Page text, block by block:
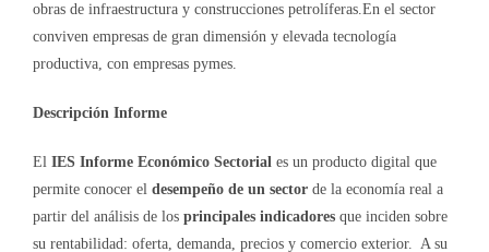
obras de infraestructura y construcciones petrolíferas.En el sector
conviven empresas de gran dimensión y elevada tecnología
productiva, con empresas pymes.
Descripción Informe
El IES Informe Económico Sectorial es un producto digital que
permite conocer el desempeño de un sector de la economía real a
partir del análisis de los principales indicadores que inciden sobre
su rentabilidad: oferta, demanda, precios y comercio exterior. A su